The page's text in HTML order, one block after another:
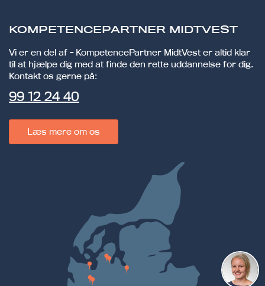
KOMPETENCEPARTNER MIDTVEST
Vi er en del af - KompetencePartner MidtVest er altid klar
til at hjælpe dig med at finde den rette uddannelse for dig.
Kontakt os gerne på:
99 12 24 40
Læs mere om os